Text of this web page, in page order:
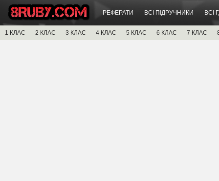
РЕФЕРАТИ ВСІ ПІДРУЧНИКИ ВСІ
1 КЛАС 2 КЛАС 3 КЛАС 4 КЛАС 5 КЛАС 6 КЛАС 7 КЛАС